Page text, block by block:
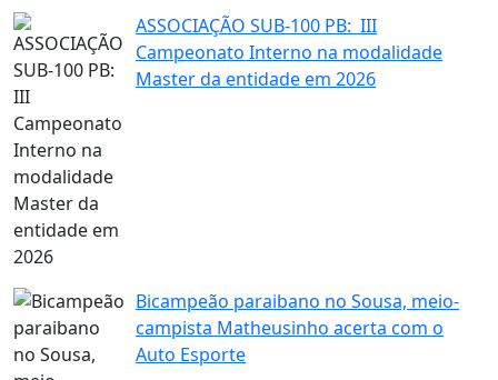
ASSOCIAÇÃO SUB-100 PB: III
Campeonato Interno na modalidade
Master da entidade em 2026
Bicampeão paraibano no Sousa, meio-
campista Matheusinho acerta com o
Auto Esporte